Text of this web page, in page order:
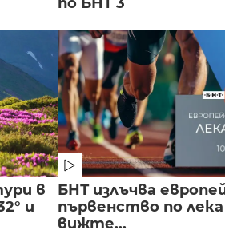
в
и
БНТ излъчва
първенство по
вижте...